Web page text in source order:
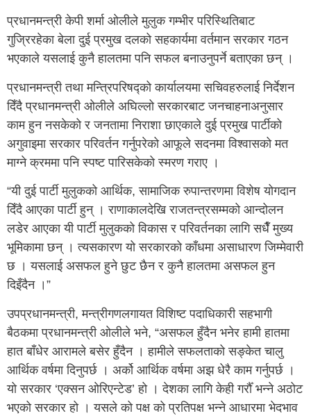
प्रधानमन्त्री केपी शर्मा ओलीले मुलुक गम्भीर परिस्थितिबाट
गुज्रिरहेका बेला दुई प्रमुख दलको सहकार्यमा वर्तमान सरकार गठन
भएकाले यसलाई कुनै हालतमा पनि सफल बनाउनुपर्ने बताएका छन् ।
प्रधानमन्त्री तथा मन्त्रिपरिषद्को कार्यालयमा सचिवहरुलाई निर्देशन
दिँदै प्रधानमन्त्री ओलीले अघिल्लो सरकारबाट जनचाहनाअनुसार
काम हुन नसकेको र जनतामा निराशा छाएकाले दुई प्रमुख पार्टीको
अगुवाइमा सरकार परिवर्तन गर्नुपरेको आफूले सदनमा विश्वासको मत
माग्ने क्रममा पनि स्पष्ट पारिसकेको स्मरण गराए ।
“यी दुई पार्टी मुलुकको आर्थिक, सामाजिक रुपान्तरणमा विशेष योगदान
दिँदै आएका पार्टी हुन् । राणाकालदेखि राजतन्त्रसम्मको आन्दोलन
लडेर आएका यी पार्टी मुलुकको विकास र परिवर्तनका लागि सधैँ मुख्य
भूमिकामा छन् । त्यसकारण यो सरकारको काँधमा असाधारण जिम्मेवारी
छ । यसलाई असफल हुने छुट छैन र कुनै हालतमा असफल हुन
दिइँदैन ।”
उपप्रधानमन्त्री, मन्त्रीगणलगायत विशिष्ट पदाधिकारी सहभागी
बैठकमा प्रधानमन्त्री ओलीले भने, “असफल हुँदैन भनेर हामी हातमा
हात बाँधेर आरामले बसेर हुँदैन । हामीले सफलताको सङ्केत चालु
आर्थिक वर्षमा दिनुपर्छ । अर्को आर्थिक वर्षमा अझ धेरै काम गर्नुपर्छ ।
यो सरकार ‘एक्सन ओरिएन्टेड’ हो । देशका लागि केही गर्रौँ भन्ने अठोट
भएको सरकार हो । यसले को पक्ष को प्रतिपक्ष भन्ने आधारमा भेदभाव